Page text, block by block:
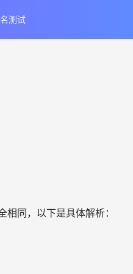
测试
同，以下是具体解析：